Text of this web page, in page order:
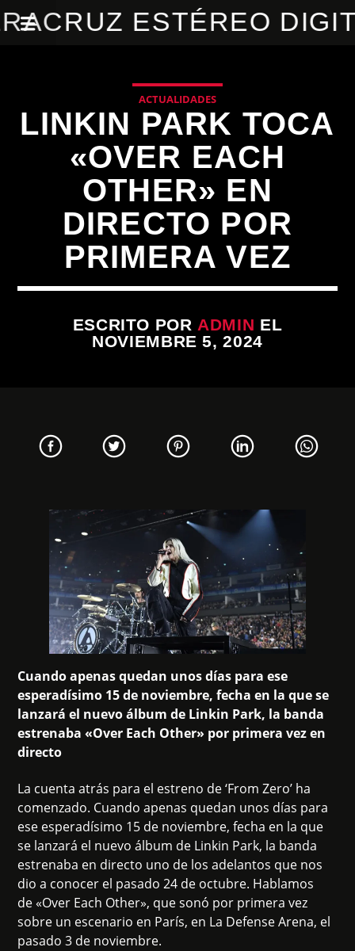
ESTÉREO
ACTUALIDADES
LINKIN PARK TOCA
«OVER EACH
OTHER» EN
DIRECTO POR
PRIMERA VEZ
ESCRITO POR ADMIN EL
NOVIEMBRE 5, 2024
Cuando apenas quedan unos días para ese
esperadísimo 15 de noviembre, fecha en la que se
lanzará el nuevo álbum de Linkin Park, la banda
estrenaba «Over Each Other» por primera vez en
directo
La cuenta atrás para el estreno de ‘From Zero’ ha
comenzado. Cuando apenas quedan unos días para
ese esperadísimo 15 de noviembre, fecha en la que
se lanzará el nuevo álbum de Linkin Park, la banda
estrenaba en directo uno de los adelantos que nos
dio a conocer el pasado 24 de octubre. Hablamos
de «Over Each Other», que sonó por primera vez
sobre un escenario en París, en La Defense Arena, el
pasado 3 de noviembre.